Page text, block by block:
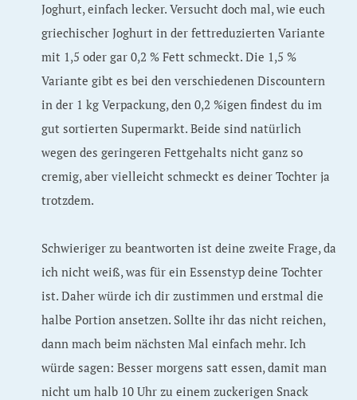
Joghurt, einfach lecker. Versucht doch mal, wie euch
griechischer Joghurt in der fettreduzierten Variante
mit 1,5 oder gar 0,2 % Fett schmeckt. Die 1,5 %
Variante gibt es bei den verschiedenen Discountern
in der 1 kg Verpackung, den 0,2 %igen findest du im
gut sortierten Supermarkt. Beide sind natürlich
wegen des geringeren Fettgehalts nicht ganz so
cremig, aber vielleicht schmeckt es deiner Tochter ja
trotzdem.
Schwieriger zu beantworten ist deine zweite Frage, da
ich nicht weiß, was für ein Essenstyp deine Tochter
ist. Daher würde ich dir zustimmen und erstmal die
halbe Portion ansetzen. Sollte ihr das nicht reichen,
dann mach beim nächsten Mal einfach mehr. Ich
würde sagen: Besser morgens satt essen, damit man
nicht um halb 10 Uhr zu einem zuckerigen Snack